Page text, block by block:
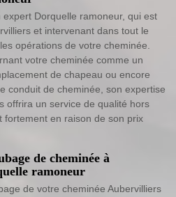
expert Dorquelle ramoneur, qui est
et intervenant dans tout le
opérations de votre cheminée.
votre cheminée comme un
de chapeau ou encore
conduit de cheminée, son expertise
offrira un service de qualité hors
fortement en raison de son prix
de cheminée à
ramoneur
de votre cheminée Aubervilliers